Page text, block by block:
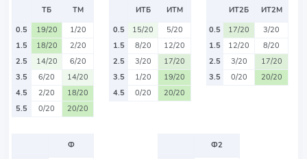
ТБ
ТМ
0.5
19/20
1/20
1.5
18/20
2/20
2.5
14/20
6/20
3.5
6/20
14/20
4.5
2/20
18/20
5.5
0/20 20/20
ИТБ
ИТМ
0.5
15/20
5/20
1.5
8/20
12/20
2.5
3/20
17/20
3.5
1/20
19/20
4.5
0/20 20/20
ИТ2Б
ИТ2М
0.5
17/20
3/20
1.5
12/20
8/20
2.5
3/20
17/20
3.5
0/20 20/20
Ф
Ф2